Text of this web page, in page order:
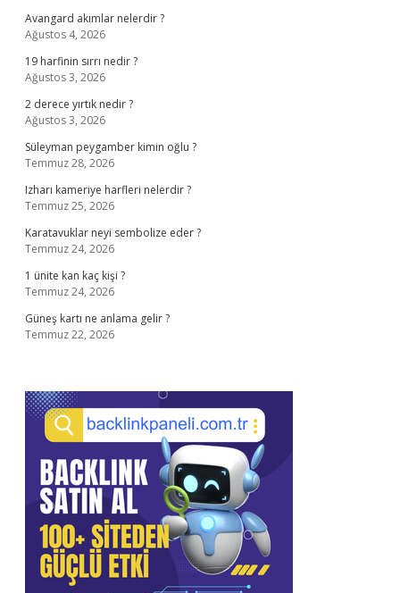
Avangard akımlar nelerdir ?
Ağustos 4, 2026
19 harfinin sırrı nedir ?
Ağustos 3, 2026
2 derece yırtık nedir ?
Ağustos 3, 2026
Süleyman peygamber kimin oğlu ?
Temmuz 28, 2026
Izharı kameriye harfleri nelerdir ?
Temmuz 25, 2026
Karatavuklar neyi sembolize eder ?
Temmuz 24, 2026
1 ünite kan kaç kişi ?
Temmuz 24, 2026
Güneş kartı ne anlama gelir ?
Temmuz 22, 2026